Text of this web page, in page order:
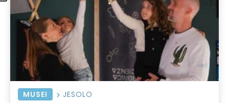
MUSEI JESOLO